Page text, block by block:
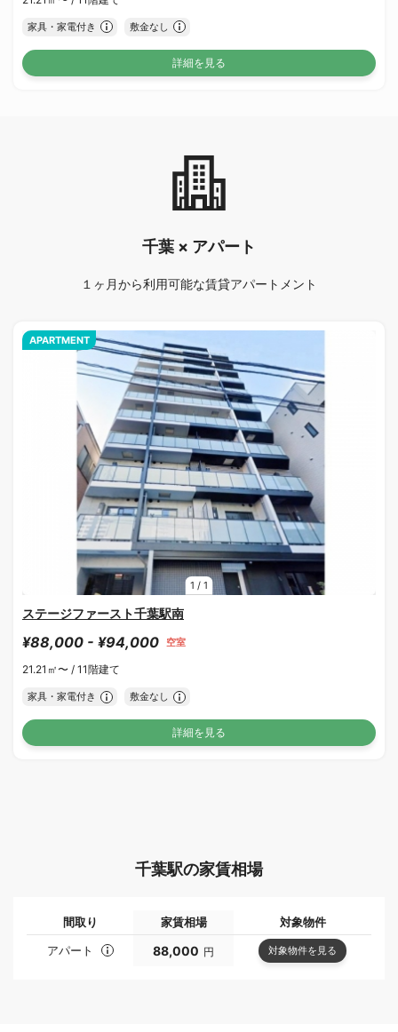
家具・家電付き 敷金なし
詳細を見る
千葉 × アパート
１ヶ月から利用可能な賃貸アパートメント
1 / 1
APARTMENT
ステージファースト千葉駅南
¥88,000 - ¥94,000 空室
21.21㎡〜 / 11階建て
家具・家電付き 敷金なし
詳細を見る
千葉駅の家賃相場
間取り 家賃相場
対象物件
アパート
88,000 円 対象物件を見る